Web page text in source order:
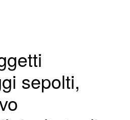
sepolti,